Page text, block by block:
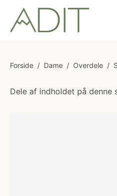
Forside / Dame / Overdele /
Dele af indholdet på